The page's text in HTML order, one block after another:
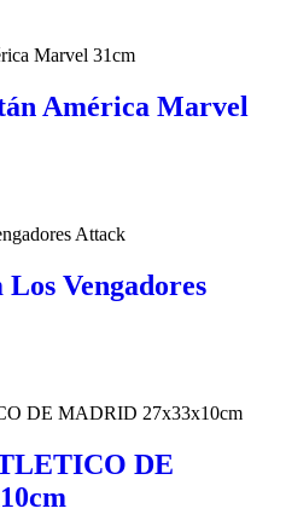
América Marvel
Vengadores
DE